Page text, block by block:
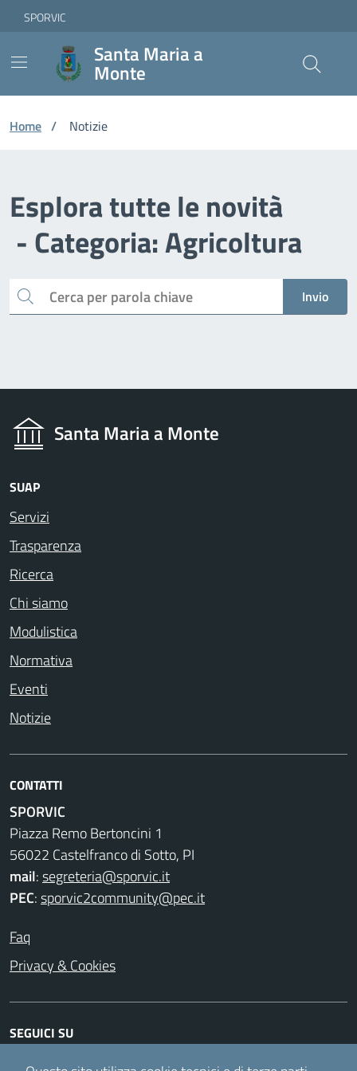
Skip to Main Content
Vai ai contenuti
Vai al footer
SPORVIC
Santa Maria a
Monte
Home / Notizie
Esplora tutte le novità
- Categoria: Agricoltura
Cerca Invio
Santa Maria a Monte
SUAP
Servizi
Trasparenza
Ricerca
Chi siamo
Modulistica
Normativa
Eventi
Notizie
CONTATTI
SPORVIC
Piazza Remo Bertoncini 1
56022 Castelfranco di Sotto, PI
mail:segreteria@sporvic.it
PEC:sporvic2community@pec.it
Faq
Privacy & Cookies
SEGUICI SU
FacebookInstagramTwitter Youtube